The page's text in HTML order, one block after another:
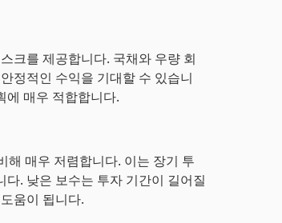
크를 제공합니다. 국채와 우량 회
정적인 수익을 기대할 수 있습니
에 매우 적합합니다.
해 매우 저렴합니다. 이는 장기 투
. 낮은 보수는 투자 기간이 길어질
움이 됩니다.